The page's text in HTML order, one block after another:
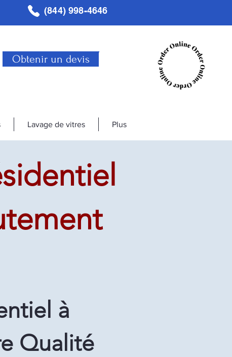
(844) 998-4646
Obtenir un devis
Lavage de vitres Plus
à
Qualité